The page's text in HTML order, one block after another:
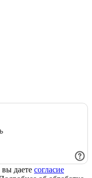
даете согласие